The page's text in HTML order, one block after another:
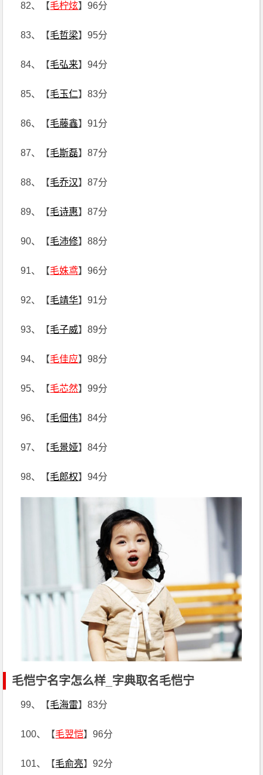
82、【毛柠炫】96分
83、【毛哲梁】95分
84、【毛弘来】94分
85、【毛玉仁】83分
86、【毛藤鑫】91分
87、【毛斯磊】87分
88、【毛乔汉】87分
89、【毛诗惠】87分
90、【毛沛修】88分
91、【毛姝鸢】96分
92、【毛靖华】91分
93、【毛子威】89分
94、【毛佳应】98分
95、【毛芯然】99分
96、【毛佃伟】84分
97、【毛景娅】84分
98、【毛郎权】94分
毛恺宁名字怎么样_字典取名毛恺宁
99、【毛海雷】83分
100、【毛翌恺】96分
101、【毛俞亮】92分